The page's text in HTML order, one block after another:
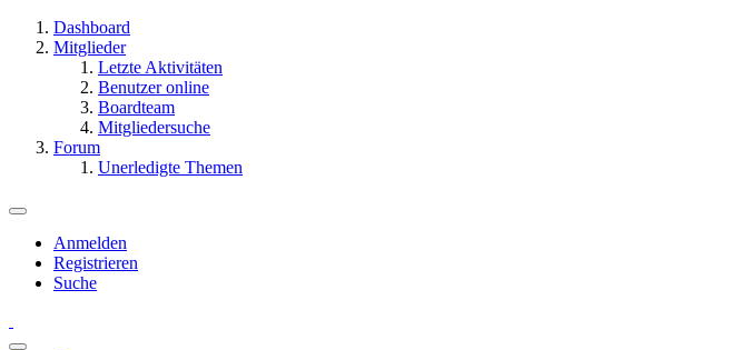
Dashboard
Mitglieder
Letzte Aktivitäten
Benutzer online
Boardteam
Mitgliedersuche
Forum
Unerledigte Themen
Anmelden
Registrieren
Suche